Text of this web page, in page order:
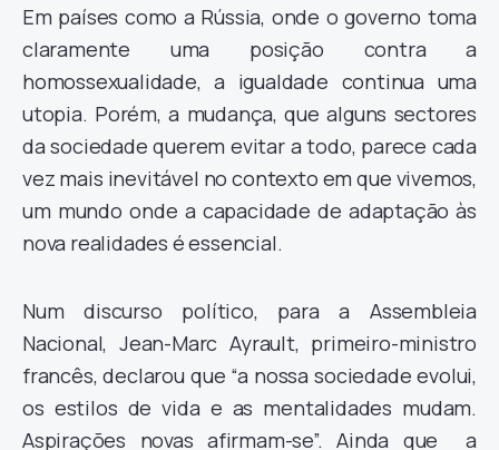
Em países como a Rússia, onde o governo toma
claramente uma posição contra a
homossexualidade, a igualdade continua uma
utopia. Porém, a mudança, que alguns sectores
da sociedade querem evitar a todo, parece cada
vez mais inevitável no contexto em que vivemos,
um mundo onde a capacidade de adaptação às
nova realidades é essencial.
Num discurso político, para a Assembleia
Nacional, Jean-Marc Ayrault, primeiro-ministro
francês, declarou que “a nossa sociedade evolui,
os estilos de vida e as mentalidades mudam.
Aspirações novas afirmam-se”. Ainda que a